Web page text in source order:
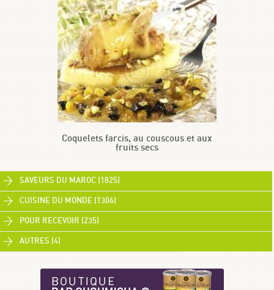
Coquelets farcis, au couscous et aux
fruits secs
SAVEURS DU MAROC (1825)
CUISINE DU MONDE (1306)
POUR RECEVOIR (235)
AUTRES (4)